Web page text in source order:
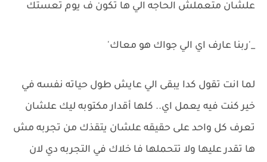
علشان متعملش الحاجه الي ها تكون ف يوم تعستك
_'ربنا عارف اي الي جواك هو معاك'
لما انت تقول كدا يبقى الي عايش طول حياته نفسه في
خير كنت فيه يعمل اي.. كلها أقدار مكتوبه ليك علشان
تعرف كل واحد على حقيقه علشان يتقذك من تجربه مش
ها تقدر عليها ولا تتحملها فا خلاك في التجربه دي لان